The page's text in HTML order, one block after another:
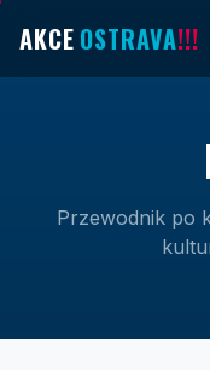
AKCE OSTRAVA!!!
Przewodnik po